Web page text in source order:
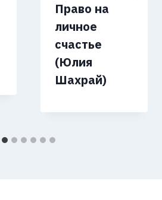
Право на
личное
счастье
(Юлия
Шахрай)